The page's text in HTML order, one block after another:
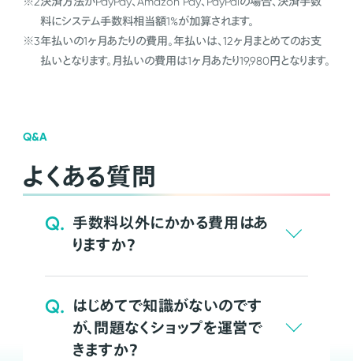
料にシステム手数料相当額1%が加算されます。
※3年払いの1ヶ月あたりの費用。年払いは、12ヶ月まとめてのお支
払いとなります。月払いの費用は1ヶ月あたり19,980円となります。
Q&A
よくある質問
Q. 手数料以外にかかる費用はあ
りますか？
Q. はじめてで知識がないのです
が、問題なくショップを運営で
きますか？